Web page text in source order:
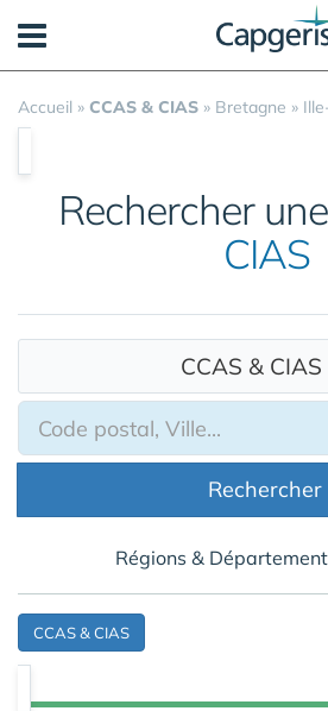
Accueil » CCAS & CIAS » Bretagne »
Rechercher une
CIAS
CCAS & CIAS
Rechercher
Régions &
CCAS & CIAS